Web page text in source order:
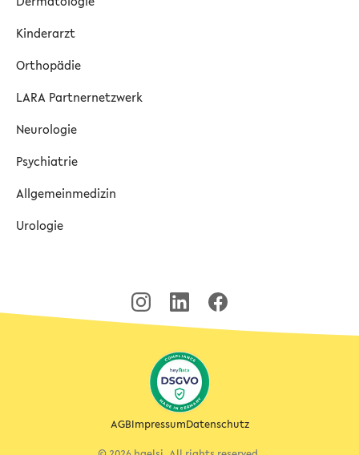
Kinderarzt
Orthopädie
LARA Partnernetzwerk
Neurologie
Psychiatrie
Allgemeinmedizin
Urologie
AGBImpressumDatenschutz